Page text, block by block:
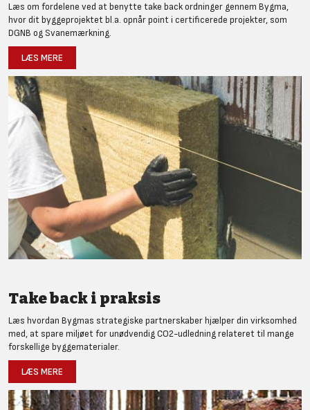
Læs om fordelene ved at benytte take back ordninger gennem Bygma,
hvor dit byggeprojektet bl.a. opnår point i certificerede projekter, som
DGNB og Svanemærkning.
LÆS MERE
Take back i praksis
Læs hvordan Bygmas strategiske partnerskaber hjælper din virksomhed
med, at spare miljøet for unødvendig CO2-udledning relateret til mange
forskellige byggematerialer.
LÆS MERE